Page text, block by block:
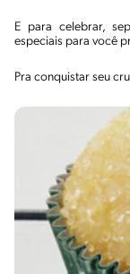
E para celebrar,
especiais para você
Pra conquistar seu